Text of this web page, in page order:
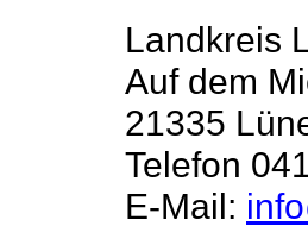
Landkreis
Auf dem
21335
Telefon
E-Mail: